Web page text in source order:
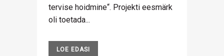
tervise hoidmine“. Projekti eesmärk
oli toetada...
LOE EDASI